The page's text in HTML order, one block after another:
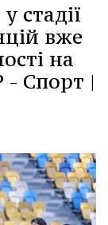
стадії
вже
на
- Спорт |